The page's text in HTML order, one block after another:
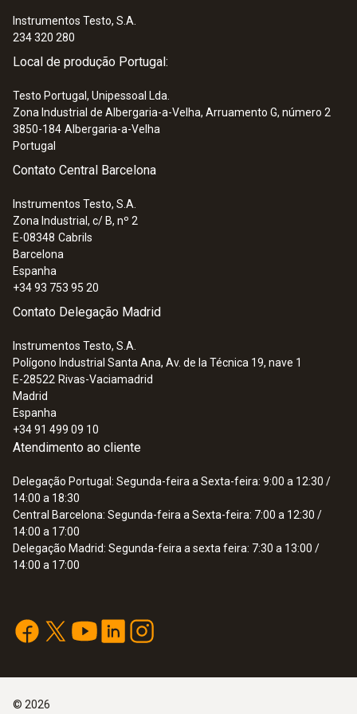
Instrumentos Testo, S.A.
234 320 280
Local de produção Portugal:
Testo Portugal, Unipessoal Lda.
Zona Industrial de Albergaria-a-Velha, Arruamento G, número 2
3850-184 Albergaria-a-Velha
Portugal
Contato Central Barcelona
Instrumentos Testo, S.A.
Zona Industrial, c/ B, nº 2
E-08348 Cabrils
Barcelona
Espanha
+34 93 753 95 20
Contato Delegação Madrid
Instrumentos Testo, S.A.
Polígono Industrial Santa Ana, Av. de la Técnica 19, nave 1
E-28522 Rivas-Vaciamadrid
Madrid
Espanha
+34 91 499 09 10
Atendimento ao cliente
Delegação Portugal: Segunda-feira a Sexta-feira: 9:00 a 12:30 /
14:00 a 18:30
Central Barcelona: Segunda-feira a Sexta-feira: 7:00 a 12:30 /
14:00 a 17:00
Delegação Madrid: Segunda-feira a sexta feira: 7:30 a 13:00 /
14:00 a 17:00
© 2026